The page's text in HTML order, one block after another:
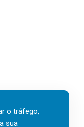
o tráfego,
sua